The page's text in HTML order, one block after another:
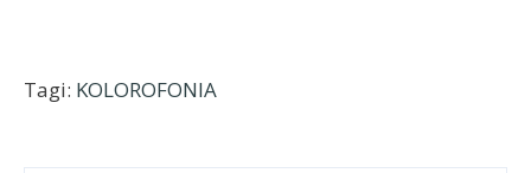
Tagi: KOLOROFONIA